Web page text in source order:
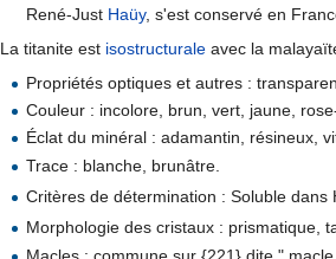
René-Just Haüy, s'est conservé en
La titanite est isostructurale avec la
Propriétés optiques et autres :
Couleur : incolore, brun, vert, jaune,
Éclat du minéral : adamantin, résineux,
Trace : blanche, brunâtre.
Critères de détermination : Soluble dans
Morphologie des cristaux : prismatique,
Macles : commune sur {221} dite " macle